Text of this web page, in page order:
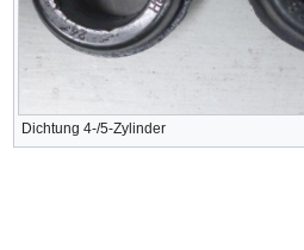
Dichtung 4-/5-Zylinder